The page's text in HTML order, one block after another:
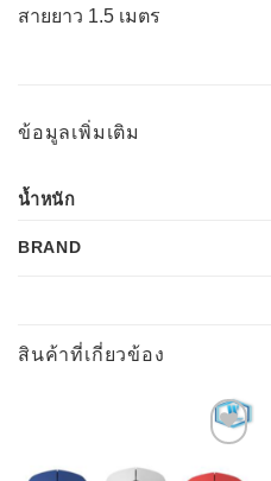
สายยาว 1.5 เมตร
ข้อมูลเพิ่มเติม
น้ำหนัก
BRAND
สินค้าที่เกี่ยวข้อง